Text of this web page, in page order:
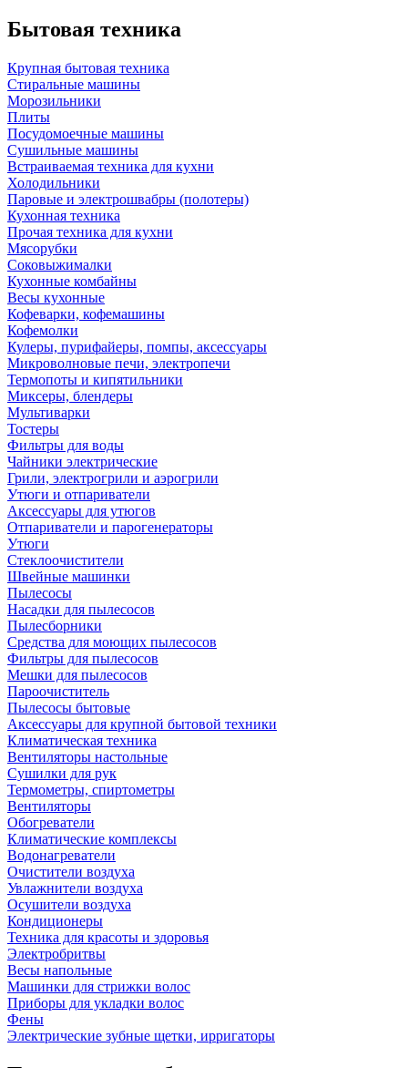
Бытовая техника
Крупная бытовая техника
Стиральные машины
Морозильники
Плиты
Посудомоечные машины
Сушильные машины
Встраиваемая техника для кухни
Холодильники
Паровые и электрошвабры (полотеры)
Кухонная техника
Прочая техника для кухни
Мясорубки
Соковыжималки
Кухонные комбайны
Весы кухонные
Кофеварки, кофемашины
Кофемолки
Кулеры, пурифайеры, помпы, аксессуары
Микроволновые печи, электропечи
Термопоты и кипятильники
Миксеры, блендеры
Мультиварки
Тостеры
Фильтры для воды
Чайники электрические
Грили, электрогрили и аэрогрили
Утюги и отпариватели
Аксессуары для утюгов
Отпариватели и парогенераторы
Утюги
Стеклоочистители
Швейные машинки
Пылесосы
Насадки для пылесосов
Пылесборники
Средства для моющих пылесосов
Фильтры для пылесосов
Мешки для пылесосов
Пароочиститель
Пылесосы бытовые
Аксессуары для крупной бытовой техники
Климатическая техника
Вентиляторы настольные
Сушилки для рук
Термометры, спиртометры
Вентиляторы
Обогреватели
Климатические комплексы
Водонагреватели
Очистители воздуха
Увлажнители воздуха
Осушители воздуха
Кондиционеры
Техника для красоты и здоровья
Электробритвы
Весы напольные
Машинки для стрижки волос
Приборы для укладки волос
Фены
Электрические зубные щетки, ирригаторы